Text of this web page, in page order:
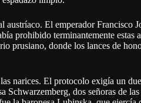
El emperador Francisco
prohibido terminantemente estas
prusiano, donde los lances de
narices. El protocolo exigía un
dos señoras de